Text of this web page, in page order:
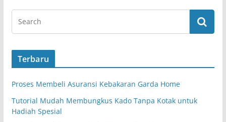
Terbaru
Proses Membeli Asuransi Kebakaran Garda Home
Tutorial Mudah Membungkus Kado Tanpa Kotak untuk
Hadiah Spesial